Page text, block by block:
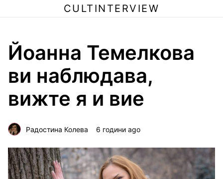
CULTINTERVIEW
Йоанна Темелкова
ви наблюдава,
вижте я и вие
Радостина Колева 6 години ago